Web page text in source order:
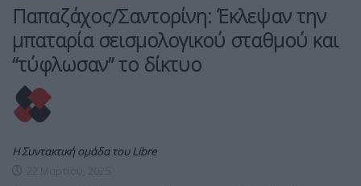
Παπαζάχος/Σαντορίνη: Έκλεψαν την
μπαταρία σεισμολογικού σταθμού και
“τύφλωσαν” το δίκτυο
Η Συντακτική ομάδα του Libre